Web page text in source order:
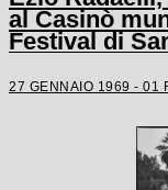
al Casinò
Festival di
27 GENNAIO 1969 - 01